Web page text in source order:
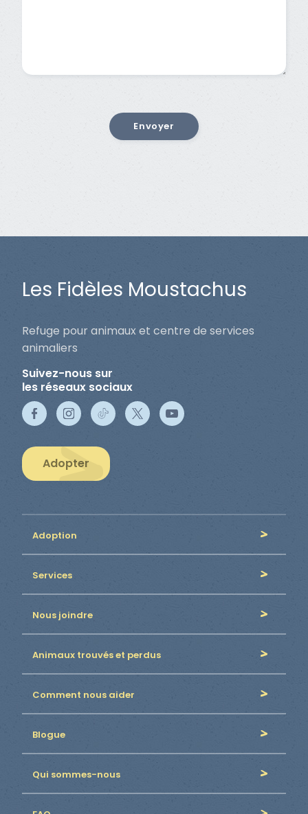
Les Fidèles Moustachus
Refuge pour animaux et centre de services
animaliers
Suivez-nous sur
les réseaux sociaux
Adopter
Adoption
Services
Nous joindre
Animaux trouvés et perdus
Comment nous aider
Blogue
Qui sommes-nous